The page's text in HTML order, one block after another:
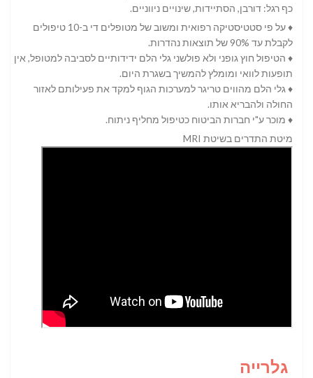
כף רגל: דורבן, הסתיידות, שינויים ניווניים.
♦ על פי סטטיסטיקה רפואית ומשוב של מטופלים די ב-10 טיפולים
לקבלת עד 90% של תוצאות נהדרות.
♦ הטיפול חוץ גופני ולא פולשני גלי הלם ידידותיים לסביבה למטופל, אין
תופעות לוואי ומומלץ להמשיך בשגרת היום.
♦ גלי הלם מהווים טריגר למערכות הגוף למקד את פעילותם לאזור
החולה ולהבריא אותו.
♦ מוכר ע"י חברות הביטוח כטיפול מחליף ניתוח.
מיטת התדרים בשיטת
גלרייה